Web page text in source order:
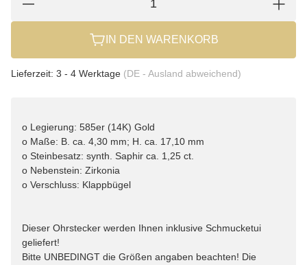
IN DEN WARENKORB
Lieferzeit: 3 - 4 Werktage (DE - Ausland abweichend)
o Legierung: 585er (14K) Gold
o Maße: B. ca. 4,30 mm; H. ca. 17,10 mm
o Steinbesatz: synth. Saphir ca. 1,25 ct.
o Nebenstein: Zirkonia
o Verschluss: Klappbügel
Dieser Ohrstecker werden Ihnen inklusive Schmucketui
geliefert!
Bitte UNBEDINGT die Größen angaben beachten! Die